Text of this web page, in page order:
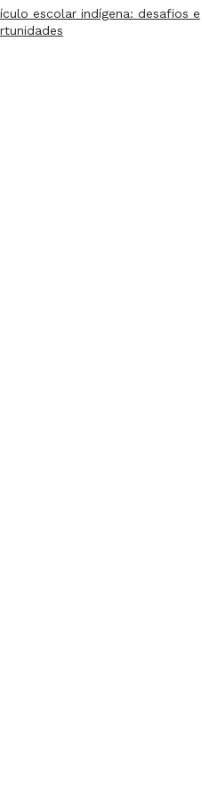
escolar indígena: desafios e